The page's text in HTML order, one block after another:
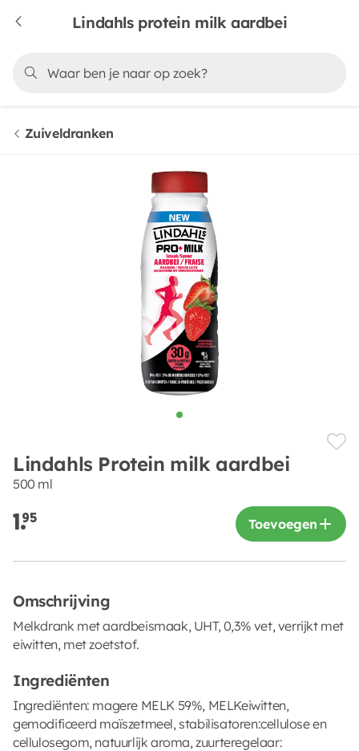
Lindahls protein milk aardbei
Zuiveldranken
Lindahls Protein milk aardbei
500 ml
1.95 Toevoegen
Omschrijving
Melkdrank met aardbeismaak, UHT, 0,3% vet, verrijkt met
eiwitten, met zoetstof.
Ingrediënten
Ingrediënten: magere MELK 59%, MELKeiwitten,
gemodificeerd maïszetmeel, stabilisatoren:cellulose en
cellulosegom, natuurlijk aroma, zuurteregelaar: